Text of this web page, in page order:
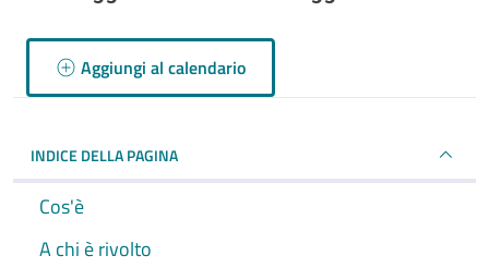
Aggiungi al calendario
INDICE DELLA PAGINA
Cos'è
A chi è rivolto